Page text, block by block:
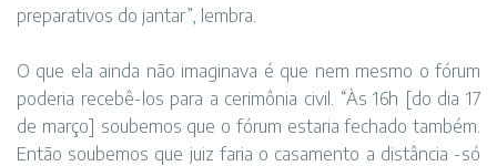
preparativos do jantar”, lembra.
O que ela ainda não imaginava é que nem mesmo o fórum
poderia recebê-los para a cerimônia civil. “Às 16h [do dia 17
de março] soubemos que o fórum estaria fechado também.
Então soubemos que juiz faria o casamento a distância -só